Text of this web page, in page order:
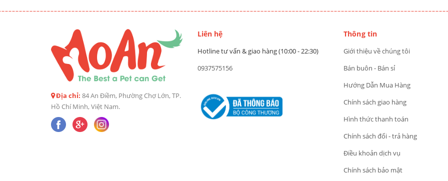
Địa chỉ: 84 An Điềm, Phường Chợ Lớn, TP.
Hồ Chí Minh, Việt Nam.
Liên hệ
Hotline tư vấn & giao hàng (10:00 - 22:30)
0937575156
Thông tin
Giới thiệu về chúng tôi
Bán buôn - Bán sỉ
Hướng Dẫn Mua Hàng
Chính sách giao hàng
Hình thức thanh toán
Chính sách đổi - trả hàng
Điều khoản dịch vụ
Chính sách bảo mật